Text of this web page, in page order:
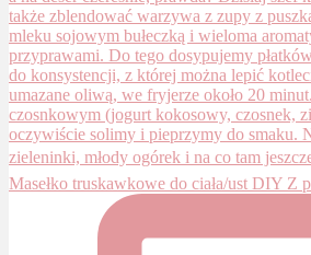
Masełko truskawkowe do ciała/ust DIY Z